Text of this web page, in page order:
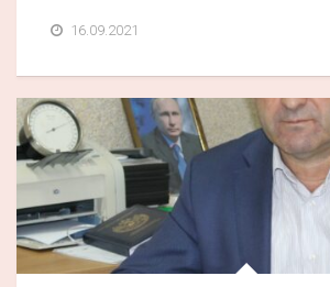
16.09.2021